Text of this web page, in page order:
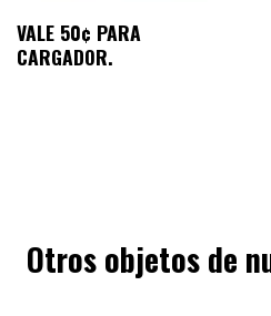
VALE 50¢ PARA
CARGADOR.
Otros objetos de